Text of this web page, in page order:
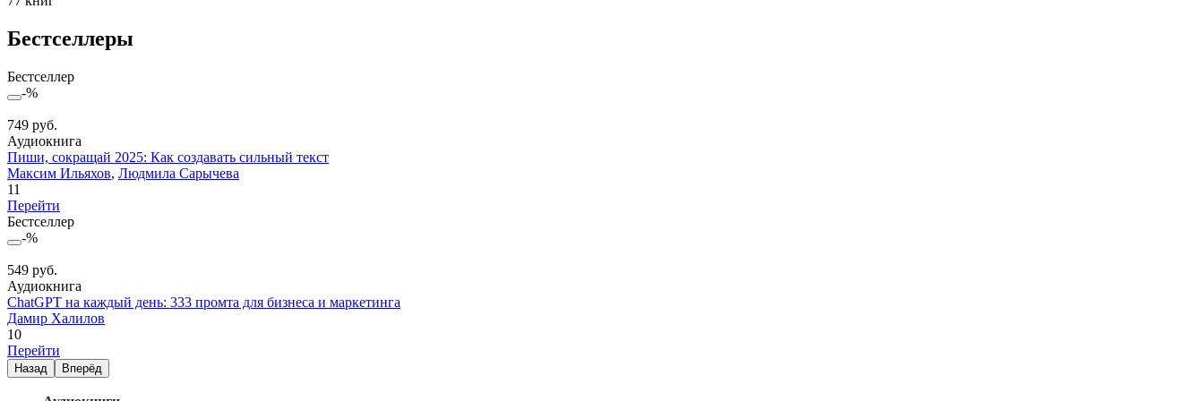
Бестселлеры
Бестселлер
-%
749 руб.
Аудиокнига
Пиши, сокращай 2025: Как создавать сильный текст
Максим Ильяхов, Людмила Сарычева
11
Перейти
Бестселлер
-%
549 руб.
Аудиокнига
ChatGPT на каждый день: 333 промта для бизнеса и маркетинга
Дамир Халилов
10
Перейти
Назад Вперёд